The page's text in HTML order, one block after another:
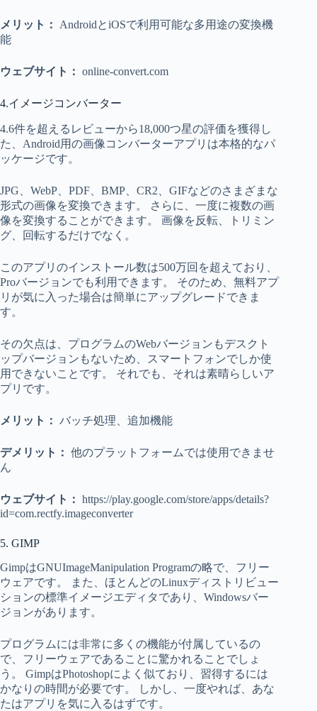
メリット： AndroidとiOSで利用可能な多用途の変換機
能
ウェブサイト： online-convert.com
4.イメージコンバーター
4.6件を超えるレビューから18,000つ星の評価を獲得し
た、Android用の画像コンバーターアプリは本格的なパ
ッケージです。
JPG、WebP、PDF、BMP、CR2、GIFなどのさまざまな
形式の画像を変換できます。 さらに、一度に複数の画
像を変換することができます。 画像を反転、トリミン
グ、回転するだけでなく。
このアプリのインストール数は500万回を超えており、
Proバージョンでも利用できます。 そのため、無料アプ
リが気に入った場合は簡単にアップグレードできま
す。
その欠点は、プログラムのWebバージョンもデスクト
ップバージョンもないため、スマートフォンでしか使
用できないことです。 それでも、それは素晴らしいア
プリです。
メリット： バッチ処理、追加機能
デメリット： 他のプラットフォームでは使用できませ
ん
ウェブサイト： https://play.google.com/store/apps/details?
id=com.rectfy.imageconverter
5. GIMP
GimpはGNUImageManipulation Programの略で、フリー
ウェアです。 また、ほとんどのLinuxディストリビュー
ションの標準イメージエディタであり、Windowsバー
ジョンがあります。
プログラムには非常に多くの機能が付属しているの
で、フリーウェアであることに驚かれることでしょ
う。 GimpはPhotoshopによく似ており、習得するには
かなりの時間が必要です。 しかし、一度やれば、あな
たはアプリを気に入るはずです。